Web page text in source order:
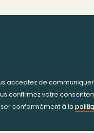
acceptez de
confirmez votre
conformément à la